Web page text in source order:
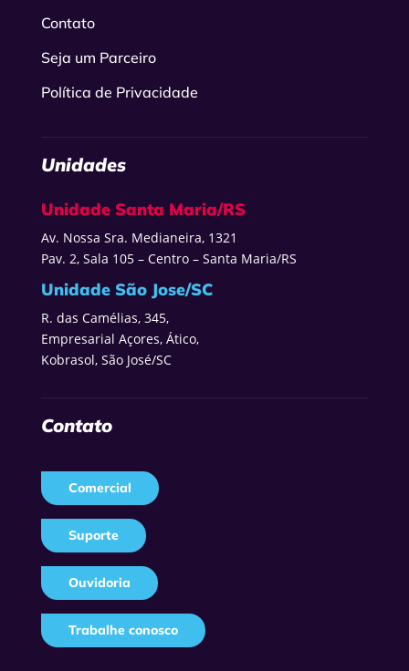
Contato
Seja um Parceiro
Política de Privacidade
Unidades
Unidade Santa Maria/RS
Av. Nossa Sra. Medianeira, 1321
Pav. 2, Sala 105 – Centro – Santa Maria/RS
Unidade São Jose/SC
R. das Camélias, 345,
Empresarial Açores, Ático,
Kobrasol, São José/SC
Contato
Comercial
Suporte
Ouvidoria
Trabalhe conosco